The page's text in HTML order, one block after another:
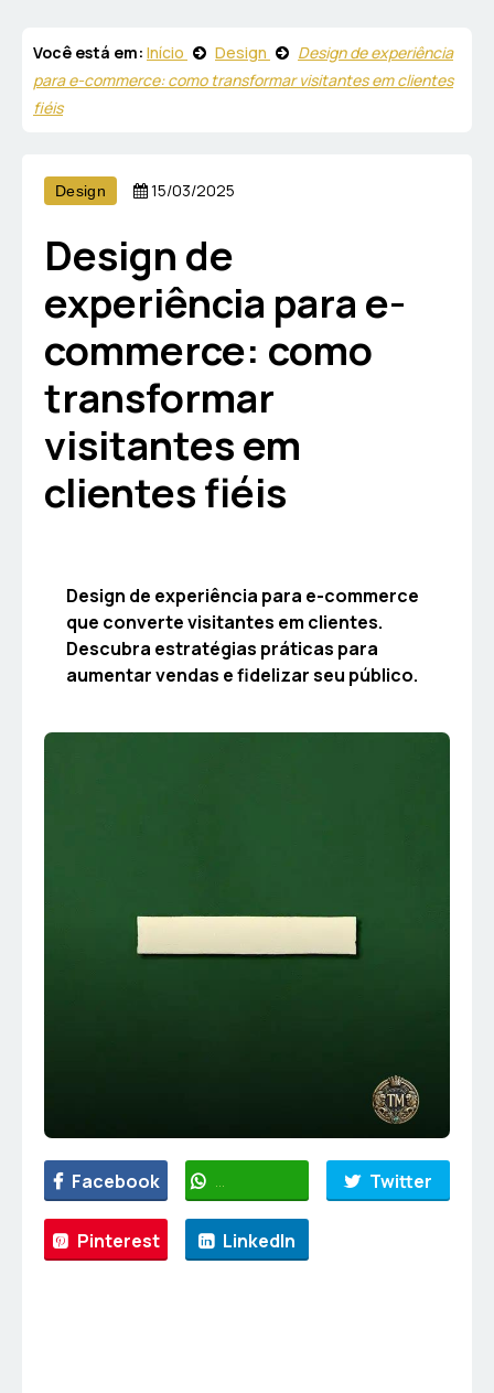
Você está em: Início Design
Design de experiência
para e-commerce: como transformar visitantes em clientes
fiéis
Design 15/03/2025
Design de
experiência para e-
commerce: como
transformar
visitantes em
clientes fiéis
Design de experiência para e-commerce
que converte visitantes em clientes.
Descubra estratégias práticas para
aumentar vendas e fidelizar seu público.
Facebook WhatsApp Twitter
Pinterest LinkedIn